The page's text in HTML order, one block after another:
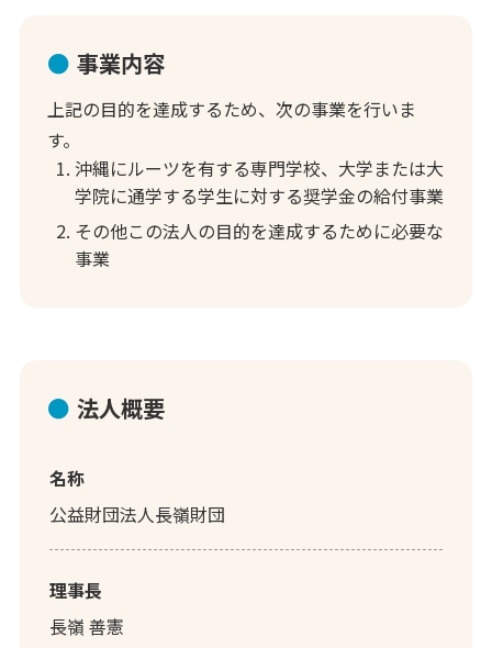
事業内容
上記の目的を達成するため、次の事業を行いま
す。
沖縄にルーツを有する専門学校、大学または大
学院に通学する学生に対する奨学金の給付事業
その他この法人の目的を達成するために必要な
事業
法人概要
名称
公益財団法人長嶺財団
理事長
長嶺 善憲